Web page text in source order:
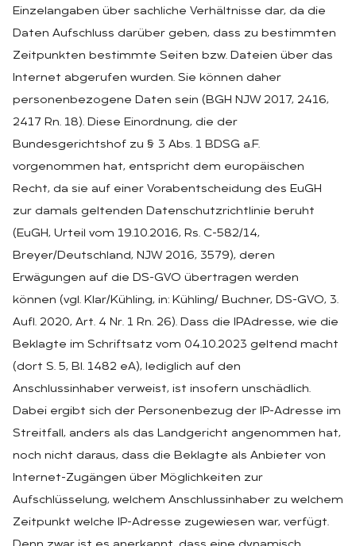
Einzelangaben über sachliche Verhältnisse dar, da die
Daten Aufschluss darüber geben, dass zu bestimmten
Zeitpunkten bestimmte Seiten bzw. Dateien über das
Internet abgerufen wurden. Sie können daher
personenbezogene Daten sein (BGH NJW 2017, 2416,
2417 Rn. 18). Diese Einordnung, die der
Bundesgerichtshof zu § 3 Abs. 1 BDSG a.F.
vorgenommen hat, entspricht dem europäischen
Recht, da sie auf einer Vorabentscheidung des EuGH
zur damals geltenden Datenschutzrichtlinie beruht
(EuGH, Urteil vom 19.10.2016, Rs. C-582/14,
Breyer/Deutschland, NJW 2016, 3579), deren
Erwägungen auf die DS-GVO übertragen werden
können (vgl. Klar/Kühling, in: Kühling/ Buchner, DS-GVO, 3.
Aufl. 2020, Art. 4 Nr. 1 Rn. 26). Dass die IPAdresse, wie die
Beklagte im Schriftsatz vom 04.10.2023 geltend macht
(dort S. 5, Bl. 1482 eA), lediglich auf den
Anschlussinhaber verweist, ist insofern unschädlich.
Dabei ergibt sich der Personenbezug der IP-Adresse im
Streitfall, anders als das Landgericht angenommen hat,
noch nicht daraus, dass die Beklagte als Anbieter von
Internet-Zugängen über Möglichkeiten zur
Aufschlüsselung, welchem Anschlussinhaber zu welchem
Zeitpunkt welche IP-Adresse zugewiesen war, verfügt.